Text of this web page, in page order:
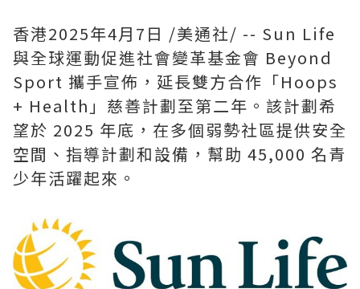
香港2025年4月7日 /美通社/ -- Sun Life
與全球運動促進社會變革基金會 Beyond
Sport 攜手宣佈，延長雙方合作「Hoops
+ Health」慈善計劃至第二年。該計劃希
望於 2025 年底，在多個弱勢社區提供安全
空間、指導計劃和設備，幫助 45,000 名青
少年活躍起來。